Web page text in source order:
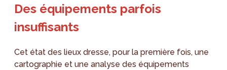
Des équipements parfois
insuffisants
Cet état des lieux dresse, pour la première fois, une
cartographie et une analyse des équipements